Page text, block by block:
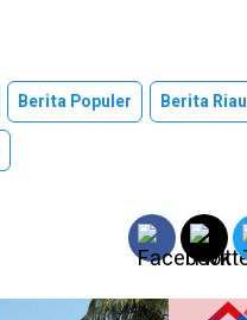
Berita Populer Berita Riau